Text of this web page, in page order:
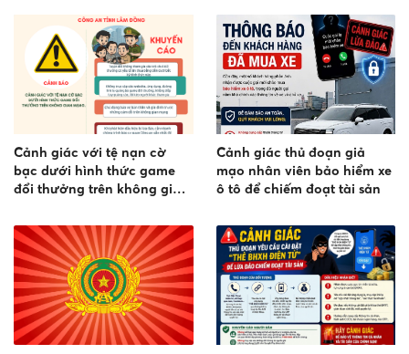
Cảnh giác với tệ nạn cờ
bạc dưới hình thức game
đổi thưởng trên không gian
Cảnh giác thủ đoạn giả
mạo nhân viên bảo hiểm xe
ô tô để chiếm đoạt tài sản